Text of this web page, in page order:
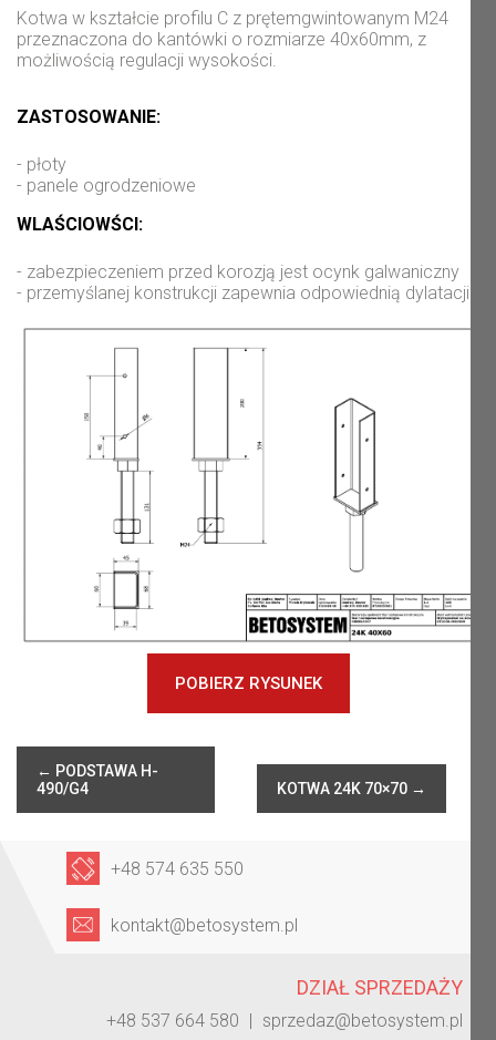
Kotwa w kształcie profilu C z prętemgwintowanym M24
przeznaczona do kantówki o rozmiarze 40x60mm, z
możliwością regulacji wysokości.
ZASTOSOWANIE:
- płoty
- panele ogrodzeniowe
WLAŚCIOWŚCI:
- zabezpieczeniem przed korozją jest ocynk galwaniczny
- przemyślanej konstrukcji zapewnia odpowiednią dylatacji
POBIERZ RYSUNEK
← PODSTAWA H-
490/G4
KOTWA 24K 70×70 →
+48 574 635 550
kontakt@betosystem.pl
DZIAŁ SPRZEDAŻY
+48 537 664 580 | sprzedaz@betosystem.pl